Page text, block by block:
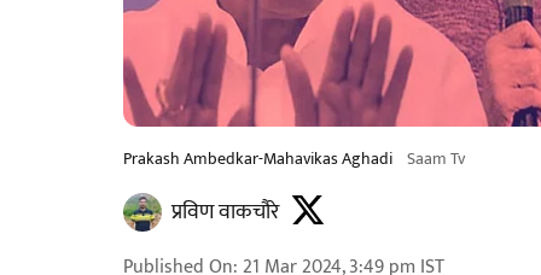
Prakash Ambedkar-Mahavikas Aghadi Saam Tv
प्रविण वाकचौरे
Published On: 21 Mar 2024, 3:49 pm IST